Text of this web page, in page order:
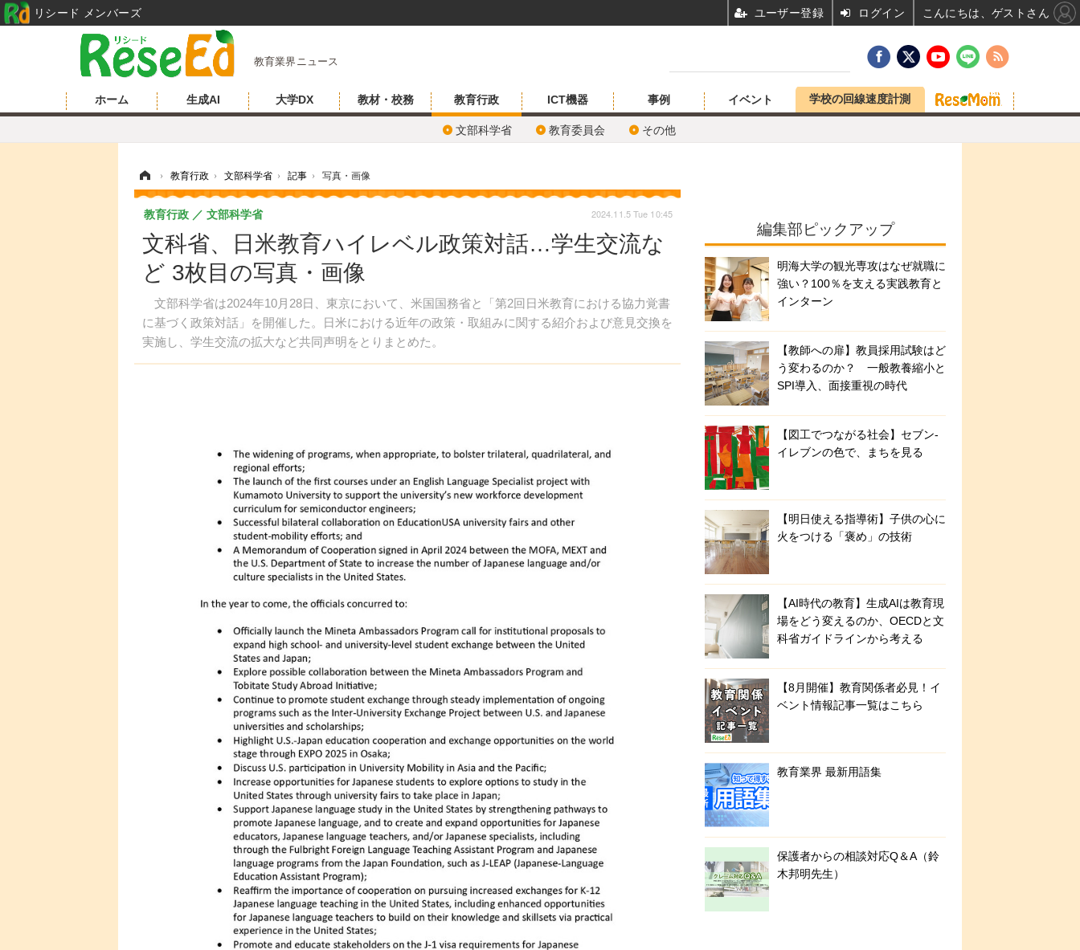
教育業界ニュース
ホーム 生成AI 大学DX 教材・校務 教育行政
文部科学省 教育委員会 その他
ICT機器 事例 イベント 学校の回線速度計測
› 教育行政 › 文部科学省 › 記事 › 写真・画像
文科省、日米教育ハイレベル政策対話…学生交流な
ど 3枚目の写真・画像
文部科学省は2024年10月28日、東京において、米国国務省と「第2回日米教育における協力覚書
に基づく政策対話」を開催した。日米における近年の政策・取組みに関する紹介および意見交換を
実施し、学生交流の拡大など共同声明をとりまとめた。
教育行政 文部科学省 2024.11.5 Tue 10:45
編集部ピックアップ
明海大学の観光専攻はなぜ就職に
強い？100％を支える実践教育と
インターン
【教師への扉】教員採用試験はど
う変わるのか？ 一般教養縮小と
SPI導入、面接重視の時代
【図工でつながる社会】セブン‐
イレブンの色で、まちを見る
【明日使える指導術】子供の心に
火をつける「褒め」の技術
【AI時代の教育】生成AIは教育現
場をどう変えるのか、OECDと文
科省ガイドラインから考える
【8月開催】教育関係者必見！イ
ベント情報記事一覧はこちら
教育業界 最新用語集
保護者からの相談対応Q＆A（鈴
木邦明先生）
リシード メンバーズ ユーザー登録 ログイン こんにちは、ゲストさん